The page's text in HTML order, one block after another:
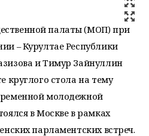
палаты (МОП) при
– Курултае Республики
и Тимур Зайнуллин
круглого стола на тему
молодежной
в Москве в рамках
парламентских встреч.